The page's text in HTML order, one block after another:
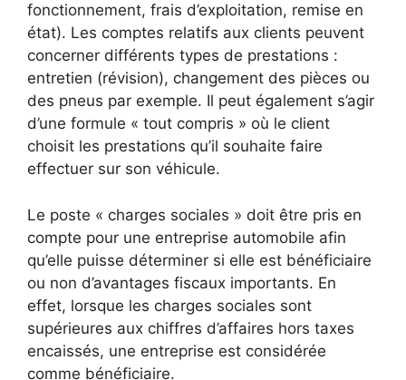
fonctionnement, frais d’exploitation, remise en
état). Les comptes relatifs aux clients peuvent
concerner différents types de prestations :
entretien (révision), changement des pièces ou
des pneus par exemple. Il peut également s’agir
d’une formule « tout compris » où le client
choisit les prestations qu’il souhaite faire
effectuer sur son véhicule.
Le poste « charges sociales » doit être pris en
compte pour une entreprise automobile afin
qu’elle puisse déterminer si elle est bénéficiaire
ou non d’avantages fiscaux importants. En
effet, lorsque les charges sociales sont
supérieures aux chiffres d’affaires hors taxes
encaissés, une entreprise est considérée
comme bénéficiaire.